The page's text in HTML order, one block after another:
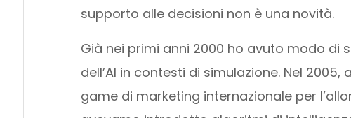
supporto alle decisioni non è una novità.
Già nei primi anni 2000 ho avuto modo di
dell’AI in contesti di simulazione. Nel
game di marketing internazionale per